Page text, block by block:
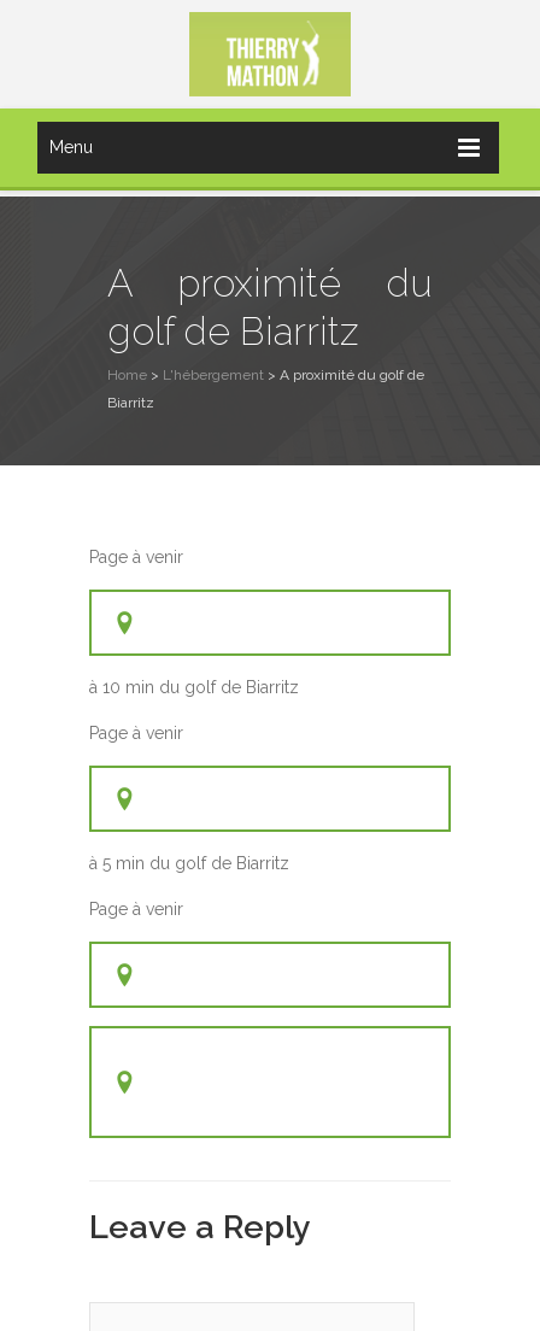
Menu
A proximité du
golf de Biarritz
Home > L'hébergement > A proximité du golf de
Biarritz
Page à venir
à 10 min du golf de Biarritz
Page à venir
à 5 min du golf de Biarritz
Page à venir
Leave a Reply